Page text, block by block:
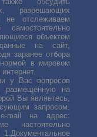
разрешающих
не отслеживаем
самостоятельно
объектом
на сайт,
заранее отбора
в мировом
у Вас вопросов
размещенную на
Вы являетесь,
запросом.
mail на адрес:
1.Документальное